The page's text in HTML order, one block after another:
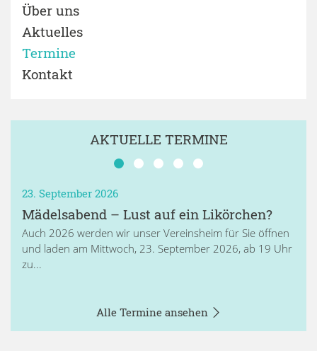
Über uns
Aktuelles
Termine
Kontakt
AKTUELLE TERMINE
23. September 2026
Mädelsabend – Lust auf ein Likörchen?
Auch 2026 werden wir unser Vereinsheim für Sie öffnen
und laden am Mittwoch, 23. September 2026, ab 19 Uhr
zu...
Alle Termine ansehen